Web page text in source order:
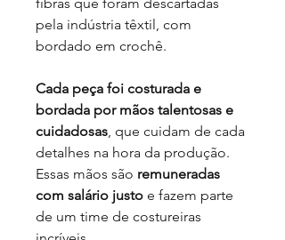
pela indústria têxtil, com
bordado em crochê.
Cada peça foi costurada e
bordada por mãos talentosas e
cuidadosas, que cuidam de cada
detalhes na hora da produção.
Essas mãos são remuneradas
com salário justo e fazem parte
de um time de costureiras